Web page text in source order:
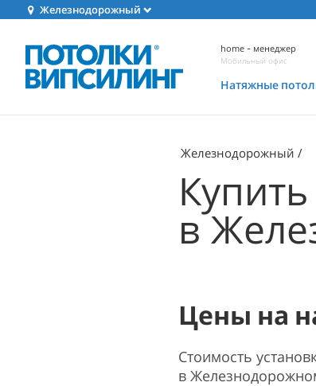
Железнодорожный
home - менеджер
Мобильный офис
Натяжные
Железнодорожный
в
Цены на
Стоимость
в